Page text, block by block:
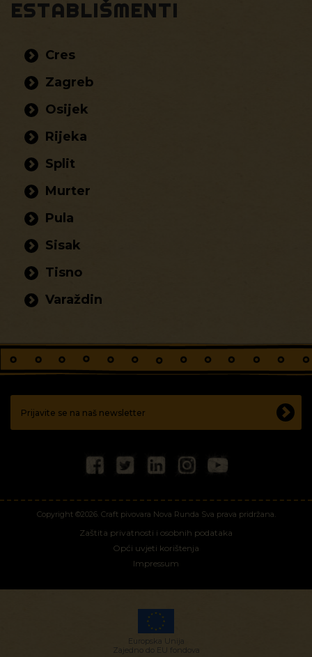
ESTABLIŠMENTI
Cres
Zagreb
Osijek
Rijeka
Split
Murter
Pula
Sisak
Tisno
Varaždin
Copyright ©2026. Craft pivovara Nova Runda Sva prava pridržana.
Zaštita privatnosti i osobnih podataka
Opći uvjeti korištenja
Impressum
Europska Unija
Zajedno do EU fondova